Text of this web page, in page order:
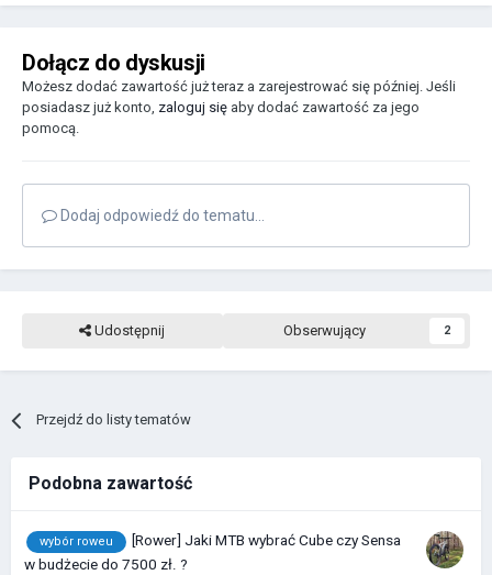
Dołącz do dyskusji
Możesz dodać zawartość już teraz a zarejestrować się później. Jeśli
posiadasz już konto, zaloguj się aby dodać zawartość za jego
pomocą.
Dodaj odpowiedź do tematu...
Udostępnij Obserwujący 2
Przejdź do listy tematów
Podobna zawartość
wybór roweu
[Rower] Jaki MTB wybrać Cube czy Sensa
w budżecie do 7500 zł. ?